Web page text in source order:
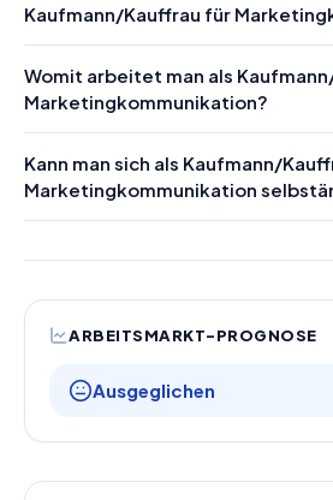
Kaufmann/Kauffrau für
Womit arbeitet man als
Marketingkommunikation?
Kann man sich als Kaufmann/
Marketingkommunikation
ARBEITSMARKT-PROGNOSE
Ausgeglichen